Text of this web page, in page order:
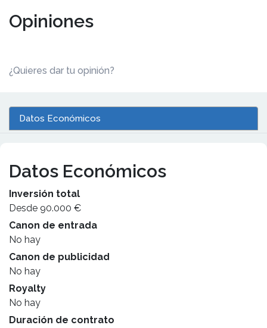
Opiniones
¿Quieres dar tu opinión?
Datos Económicos
Datos Económicos
Inversión total
Desde 90.000 €
Canon de entrada
No hay
Canon de publicidad
No hay
Royalty
No hay
Duración de contrato